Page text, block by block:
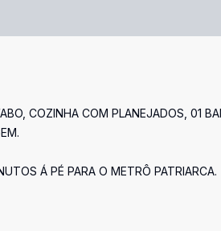
COZINHA COM PLANEJADOS, 01
Á PÉ PARA O METRÔ PATRIARCA.